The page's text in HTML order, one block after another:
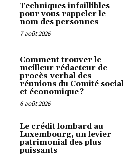
Techniques infaillibles
pour vous rappeler le
nom des personnes
7 août 2026
Comment trouver le
meilleur rédacteur de
procès-verbal des
réunions du Comité social
et économique ?
6 août 2026
Le crédit lombard au
Luxembourg, un levier
patrimonial des plus
puissants